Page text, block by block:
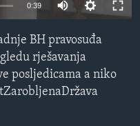
0:39
BH pravosuđa
rješavanja
posljedicama a niko